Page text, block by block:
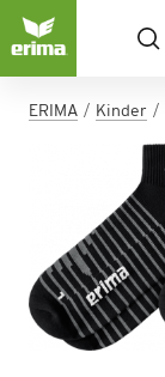
ERIMA Kinder